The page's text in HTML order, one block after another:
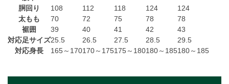
胴回り
108 112 118 124
124
太もも
70 72 75 78
78
裾囲
39 40 41 42
43
対応足サイズ25.5 26.5 27.5 28.5
29.5
対応身長
165～170170～175175～180180～185180～185